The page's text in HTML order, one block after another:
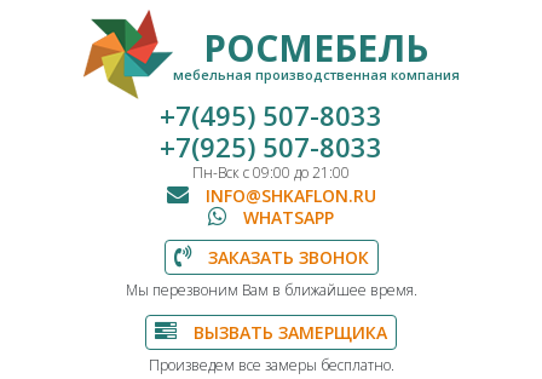
РОСМЕБЕЛЬ
мебельная производственная компания
+7(495) 507-8033
+7(925) 507-8033
Пн-Вск с 09:00 до 21:00
INFO@SHKAFLON.RU
WHATSAPP
ЗАКАЗАТЬ ЗВОНОК
Мы перезвоним Вам в ближайшее время.
ВЫЗВАТЬ ЗАМЕРЩИКА
Произведем все замеры бесплатно.